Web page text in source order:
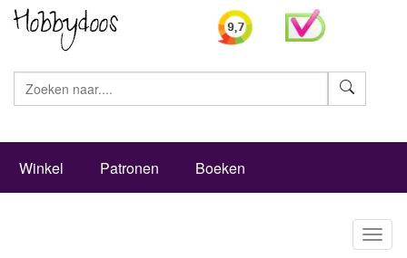
Winkel Patronen Boeken